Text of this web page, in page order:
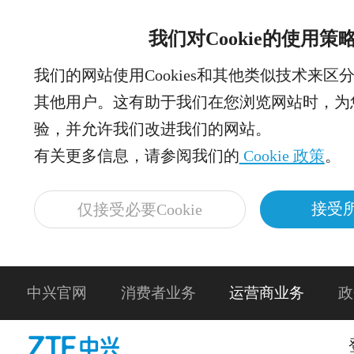
我们对Cookie的使用策
我们的网站使用Cookies和其他类似技术来区
其他用户。这有助于我们在您浏览网站时，
验，并允许我们改进我们的网站。
有关更多信息，请参阅我们的 Cookie 政策。
仅接受必要Cookie 接受
中兴官网 消费者业务 运营商业务